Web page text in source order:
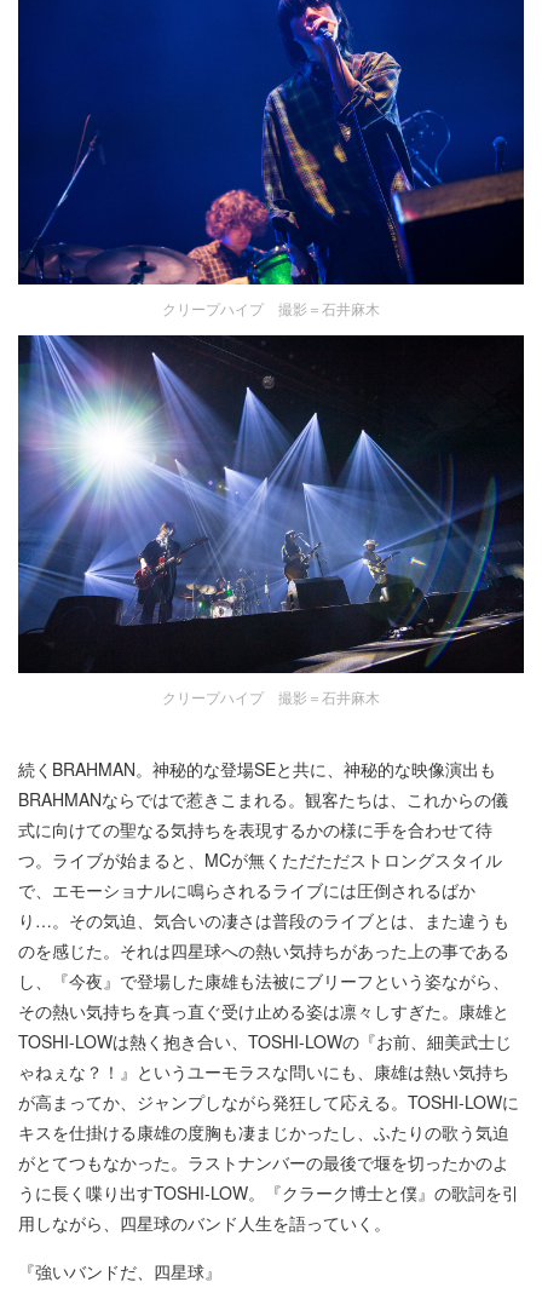
クリープハイプ 撮影＝石井麻木
クリープハイプ 撮影＝石井麻木
続くBRAHMAN。神秘的な登場SEと共に、神秘的な映像演出も
BRAHMANならではで惹きこまれる。観客たちは、これからの儀
式に向けての聖なる気持ちを表現するかの様に手を合わせて待
つ。ライブが始まると、MCが無くただただストロングスタイル
で、エモーショナルに鳴らされるライブには圧倒されるばか
り…。その気迫、気合いの凄さは普段のライブとは、また違うも
のを感じた。それは四星球への熱い気持ちがあった上の事である
し、『今夜』で登場した康雄も法被にブリーフという姿ながら、
その熱い気持ちを真っ直ぐ受け止める姿は凛々しすぎた。康雄と
TOSHI-LOWは熱く抱き合い、TOSHI-LOWの『お前、細美武士じ
ゃねぇな？！』というユーモラスな問いにも、康雄は熱い気持ち
が高まってか、ジャンプしながら発狂して応える。TOSHI-LOWに
キスを仕掛ける康雄の度胸も凄まじかったし、ふたりの歌う気迫
がとてつもなかった。ラストナンバーの最後で堰を切ったかのよ
うに長く喋り出すTOSHI-LOW。『クラーク博士と僕』の歌詞を引
用しながら、四星球のバンド人生を語っていく。
『強いバンドだ、四星球』